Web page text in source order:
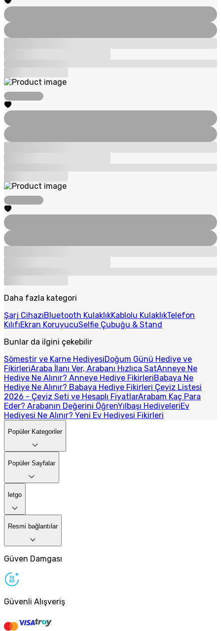
Daha fazla kategori
Şarj CihazıBluetooth KulaklıkKablolu KulaklıkTelefon
KılıfıEkran KoruyucuSelfie Çubuğu & Stand
Bunlar da ilgini çekebilir
Sömestir ve Karne HediyesiDoğum Günü Hediye ve
FikirleriAraba İlanı Ver, Arabanı Hızlıca SatAnneye Ne
Hediye Ne Alınır? Anneye Hediye FikirleriBabaya Ne
Hediye Ne Alınır? Babaya Hediye Fikirleri Çeyiz Listesi
2026 - Çeyiz Seti ve Hesaplı FiyatlarArabam Kaç Para
Eder? Arabanın Değerini ÖğrenYılbaşı HediyeleriEv
Hediyesi Ne Alınır? Yeni Ev Hediyesi Fikirleri
Popüler Kategoriler
Popüler Sayfalar
letgo
Resmi bağlantılar
Güven Damgası
Güvenli Alışveriş